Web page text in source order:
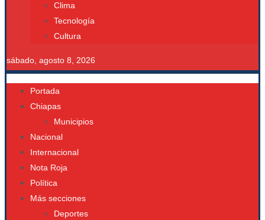
Clima
Tecnología
Cultura
sábado, agosto 8, 2026
Portada
Chiapas
Municipios
Nacional
Internacional
Nota Roja
Política
Más secciones
Deportes